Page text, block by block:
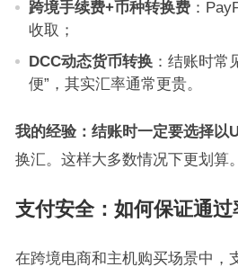
跨境手续费+币种转换费：
收取；
DCC动态货币转换：结账时常
便”，其实汇率通常更贵。
我的经验：结账时一定要选择以
换汇。这样大多数情况下更划算。
支付安全：如何保证通
在跨境电商和主机购买场景中，